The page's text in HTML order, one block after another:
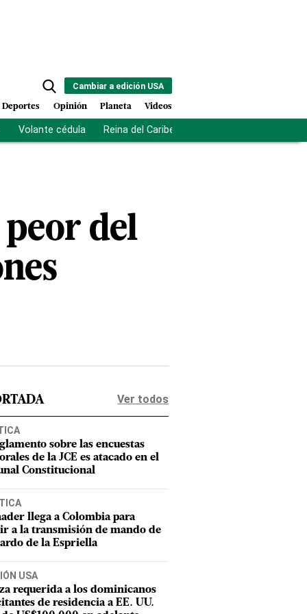
Cambiar a edición USA
Deportes Opinión Planeta Videos
Volante cédula Reina del Caribe
peor del
Ver todos
sobre las encuestas
de la JCE es atacado en el
Constitucional
llega a Colombia para
a la transmisión de mando de
de la Espriella
USA
requerida a los dominicanos
de residencia a EE. UU.